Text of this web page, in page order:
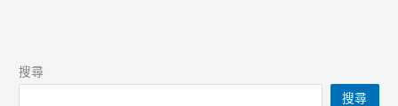
搜尋
搜尋